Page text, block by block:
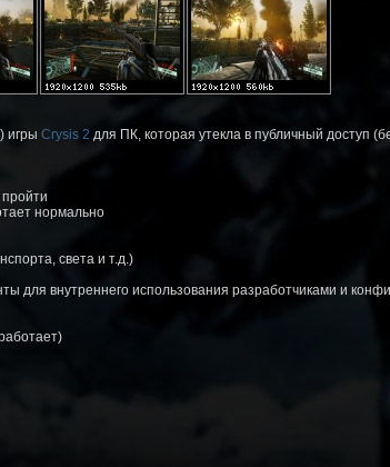
игры Crysis 2 для ПК, которая утекла в публичный доступ
нормально
света и т.д.)
для внутреннего использования разработчиками и